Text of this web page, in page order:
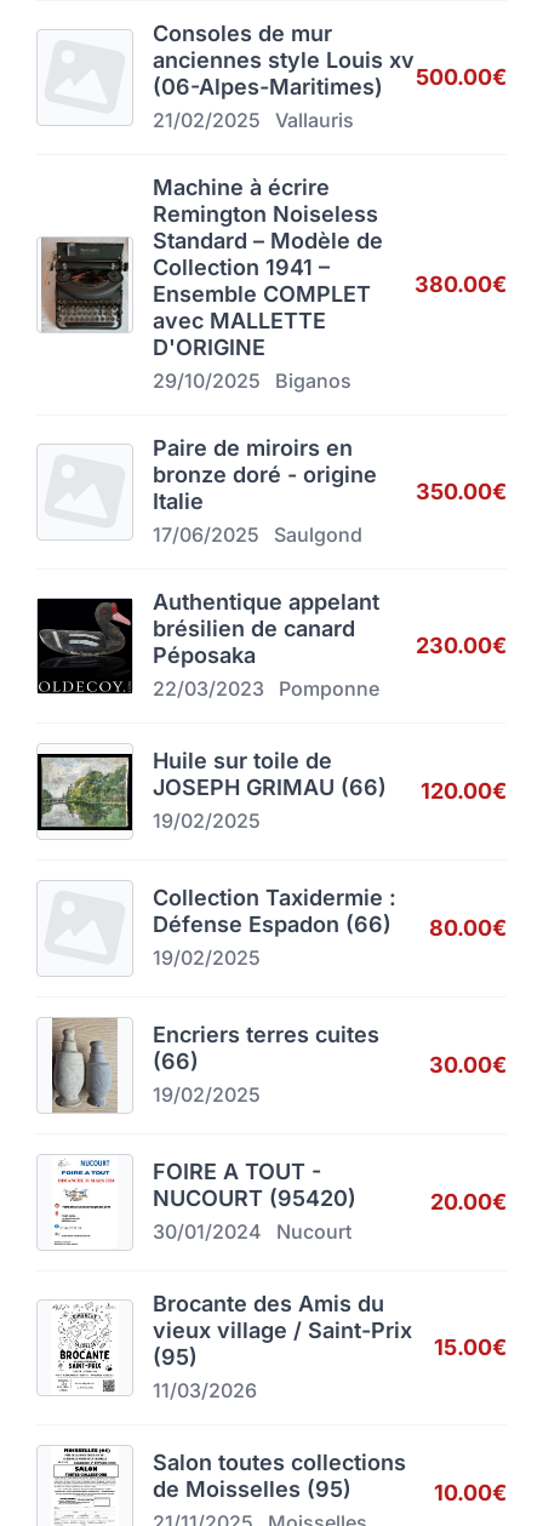
Consoles de mur
anciennes style Louis xv
(06-Alpes-Maritimes)
21/02/2025 Vallauris
500.00€
Machine à écrire
Remington Noiseless
Standard – Modèle de
Collection 1941 –
Ensemble COMPLET
avec MALLETTE
D'ORIGINE
29/10/2025 Biganos
380.00€
Paire de miroirs en
bronze doré - origine
Italie
17/06/2025 Saulgond
350.00€
Authentique appelant
brésilien de canard
Péposaka
22/03/2023 Pomponne
230.00€
Huile sur toile de
JOSEPH GRIMAU (66)
19/02/2025
120.00€
Collection Taxidermie :
Défense Espadon (66)
19/02/2025
80.00€
Encriers terres cuites
(66)
19/02/2025
30.00€
FOIRE A TOUT -
NUCOURT (95420)
30/01/2024 Nucourt
20.00€
Brocante des Amis du
vieux village / Saint-Prix
(95)
11/03/2026
15.00€
Salon toutes collections
de Moisselles (95)
10.00€